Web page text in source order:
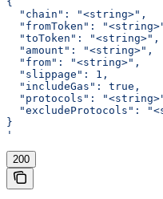
  "chain": "<string>",
"fromToken":
  "toToken": "<string>",
  "amount": "<string>",
  "from": "<string>",
  "slippage": 1,
  "includeGas": true,
"protocols":
"excludeProtocols":
}
'
200